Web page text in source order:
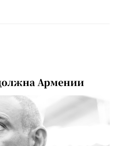
Армении